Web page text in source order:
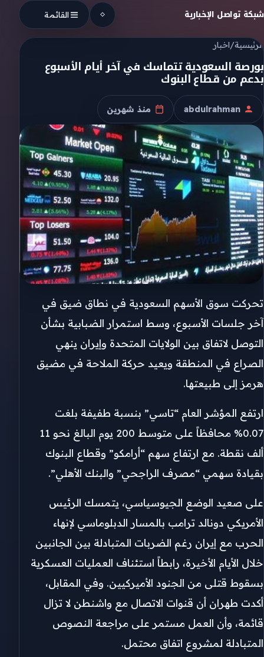
Skip to content
شبكة تواصل الإخبارية القائمة
الرئيسية/اخبار
بورصة السعودية تتماسك في آخر أيام الأسبوع
بدعم من قطاع البنوك
الكاتب
abdulrahman
تاريخ النشر
منذ شهرين
تحركت سوق الأسهم السعودية في نطاق ضيق في
آخر جلسات الأسبوع، وسط استمرار الضبابية بشأن
التوصل لاتفاق بين الولايات المتحدة وإيران ينهي
الصراع في المنطقة ويعيد حركة الملاحة في مضيق
هرمز إلى طبيعتها.
ارتفع المؤشر العام “تاسي” بنسبة طفيفة بلغت
0.07% محافظاً على متوسط 200 يوم البالغ نحو 11
ألف نقطة. مع ارتفاع سهم “أرامكو” وقطاع البنوك
بقيادة سهمي “مصرف الراجحي” والبنك الأهلي”.
على صعيد الوضع الجيوسياسي، يتمسك الرئيس
الأمريكي دونالد ترامب بالمسار الدبلوماسي لإنهاء
الحرب مع إيران رغم الضربات المتبادلة بين الجانبين
خلال الأيام الأخيرة، رابطاً استئناف العمليات العسكرية
بسقوط قتلى من الجنود الأميركيين. وفي المقابل،
أكدت طهران أن قنوات الاتصال مع واشنطن لا تزال
قائمة، وأن العمل مستمر على مراجعة النصوص
المتبادلة لمشروع اتفاق محتمل.